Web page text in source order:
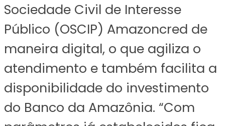
Sociedade Civil de Interesse
Público (OSCIP) Amazoncred de
maneira digital, o que agiliza o
atendimento e também facilita a
disponibilidade do investimento
do Banco da Amazônia. “Com